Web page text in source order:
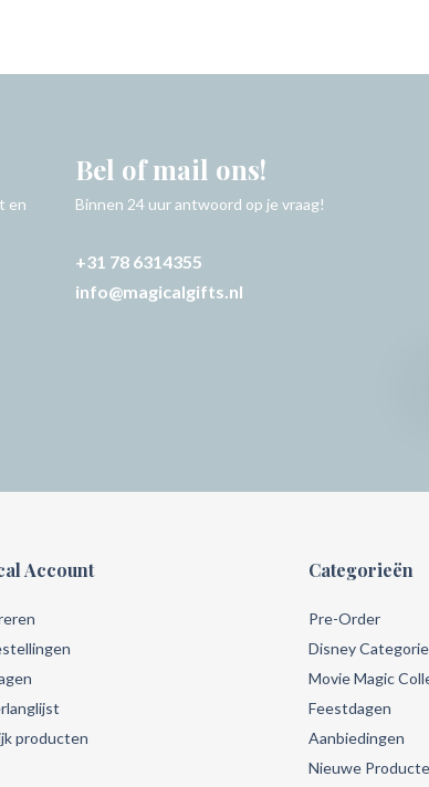
en
Bel of mail ons!
Binnen 24 uur antwoord op je vraag!
+31 78 6314355
info@magicalgifts.nl
Account
producten
Categorieën
Pre-Order
Disney
Movie Magic
Feestdagen
Aanbiedingen
Nieuwe